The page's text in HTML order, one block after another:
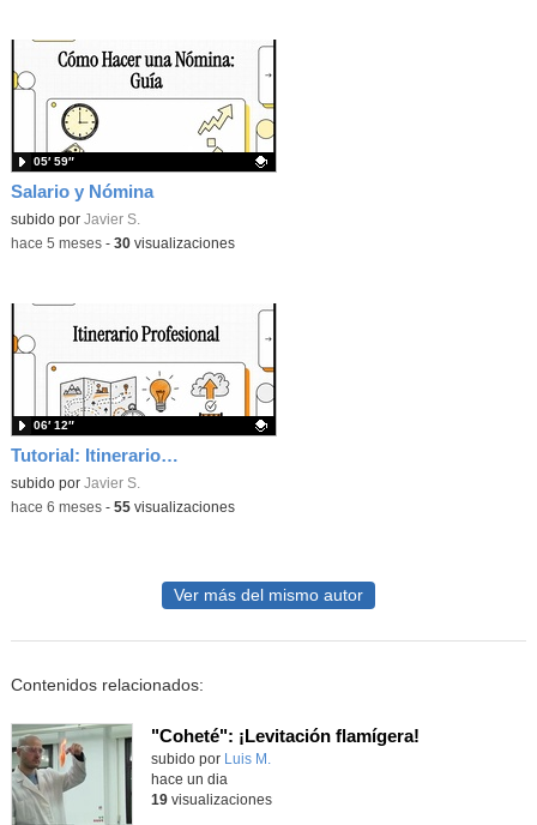
Salario y Nómina
Contenido educativo.
subido por Javier S.
05′ 59″
-hace 5 meses- 30visualizaciones
Tutorial: Itinerario profesional
Contenido educativo.
subido por Javier S.
06′ 12″
-hace 6 meses- 55visualizaciones
Ver más del mismo autor
Contenidos relacionados:
"Coheté": ¡Levitación flamígera!
Contenido educativo.
subido por Luis M.
hace un dia
19visualizaciones